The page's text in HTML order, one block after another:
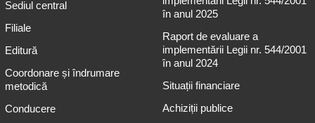
Sediul central
Filiale
Editură
Coordonare și îndrumare
metodică
Conducere
în anul 2025
Raport de evaluare a
implementării Legii nr. 544/2001
în anul 2024
Situații financiare
Achiziții publice